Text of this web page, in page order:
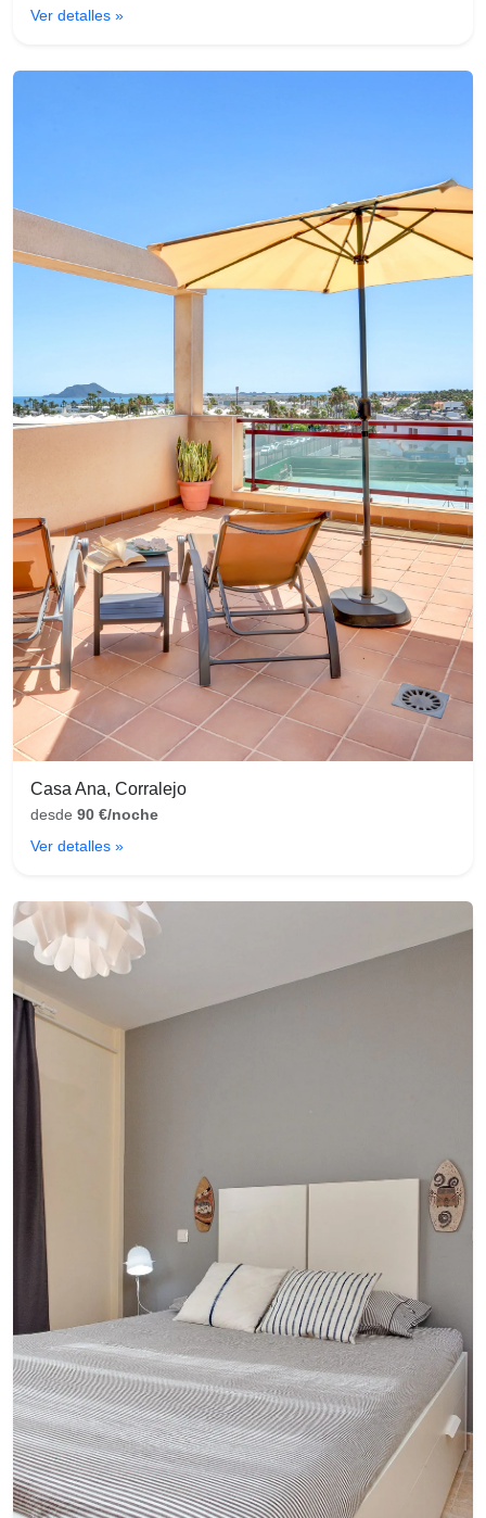
Ver detalles »
Casa Ana, Corralejo
desde 90 €/noche
Ver detalles »